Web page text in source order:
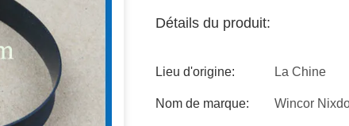
Détails du produit:
Lieu d'origine: La Chine
Nom de marque: Wincor